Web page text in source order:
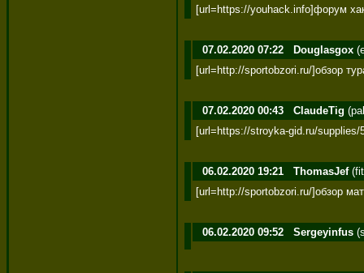
[url=https://youhack.info]форум
07.02.2020 07:22 Douglasgox
[url=http://sportobzori.ru/]обзор
07.02.2020 00:43 ClaudeTig
[url=https://stroyka-gid.ru/
06.02.2020 19:21 ThomasJef
[url=http://sportobzori.ru/]обзор
06.02.2020 09:52 Sergeyinfus